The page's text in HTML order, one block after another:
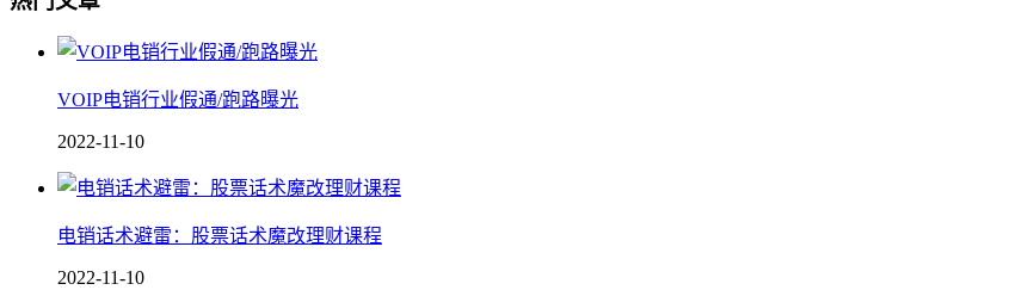
VOIP电销行业假通/跑路曝光
2022-11-10
电销话术避雷：股票话术魔改理财课程
2022-11-10